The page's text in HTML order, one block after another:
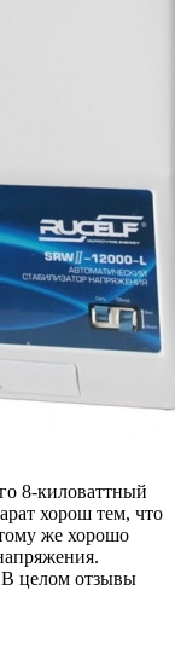
8-киловаттный
хорош тем, что
же хорошо
целом отзывы